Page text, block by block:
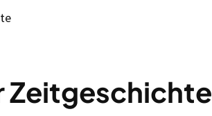
Zeitgeschichte